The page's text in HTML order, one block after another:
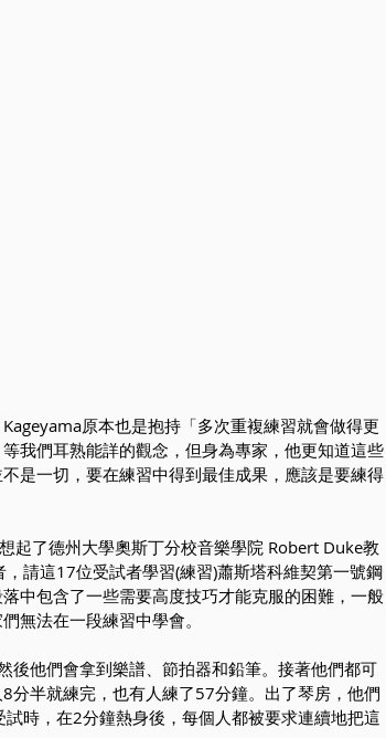
原本也是抱持「多次重複練習就會做得更
我們耳熟能詳的觀念，但身為專家，他更知道這些
是一切，要在練習中得到最佳成果，應該是要練得
起了德州大學奧斯丁分校音樂學院 Robert Duke教
請這17位受試者學習(練習)蕭斯塔科維契第一號鋼
中包含了一些需要高度技巧才能克服的困難，一般
無法在一段練習中學會。
後他們會拿到樂譜、節拍器和鉛筆。接著他們都可
分半就練完，也有人練了57分鐘。出了琴房，他們
時，在2分鐘熱身後，每個人都被要求連續地把這